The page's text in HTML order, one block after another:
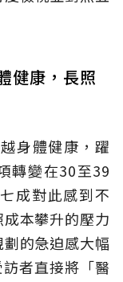
健康，長照
身體健康，躍
轉變在30至39
成對此感到不
本攀升的壓力
的急迫感大幅
者直接將「醫